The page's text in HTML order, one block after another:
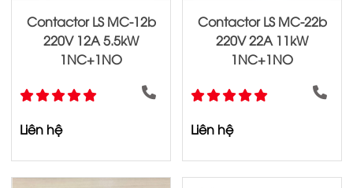
Contactor LS MC-12b
220V 12A 5.5kW
1NC+1NO
Liên hệ
Contactor LS MC-22b
220V 22A 11kW
1NC+1NO
Liên hệ